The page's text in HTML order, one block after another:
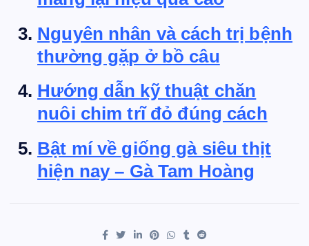
Nguyên nhân và cách trị bệnh
thường gặp ở bồ câu
Hướng dẫn kỹ thuật chăn
nuôi chim trĩ đỏ đúng cách
Bật mí về giống gà siêu thịt
hiện nay – Gà Tam Hoàng